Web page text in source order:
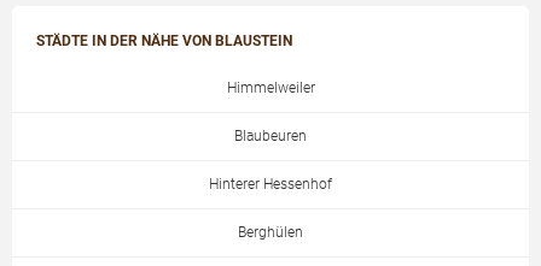
STÄDTE IN DER NÄHE VON BLAUSTEIN
Himmelweiler
Blaubeuren
Hinterer Hessenhof
Berghülen